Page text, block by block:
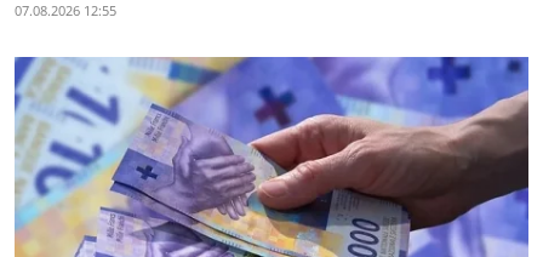
07.08.2026 12:55